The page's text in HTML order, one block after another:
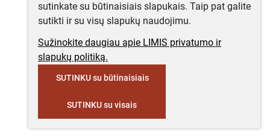
sutinkate su būtinaisiais slapukais. Taip pat galite
sutikti ir su visų slapukų naudojimu.
Sužinokite daugiau apie LIMIS privatumo ir
slapukų politiką.
SUTINKU su būtinaisiais
SUTINKU su visais